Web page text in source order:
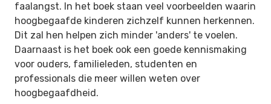
faalangst. In het boek staan veel voorbeelden waarin
hoogbegaafde kinderen zichzelf kunnen herkennen.
Dit zal hen helpen zich minder 'anders' te voelen.
Daarnaast is het boek ook een goede kennismaking
voor ouders, familieleden, studenten en
professionals die meer willen weten over
hoogbegaafdheid.